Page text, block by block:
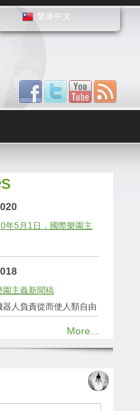
繁体中文
年5月1日，國際樂園主
園主義新聞稿
器人負責從而使人類自由
More...